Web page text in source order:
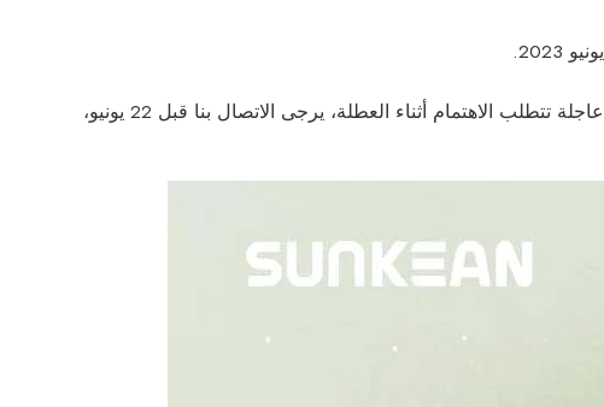
نعتذر عن أي إزعاج قد يسببه هذا الأمر ونقدر تفهمك. إذا كانت لديك أي أمور عاجلة تتطلب الاهتمام أثناء العطلة، يرجى الاتصال بنا قبل 22 يونيو،